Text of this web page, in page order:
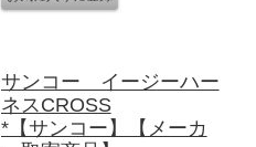
サンコー イージーハー
ネスCROSS
*【サンコー】【メーカ